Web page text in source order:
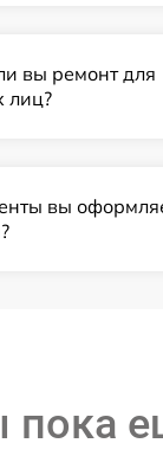
вы ремонт для
лиц?
вы